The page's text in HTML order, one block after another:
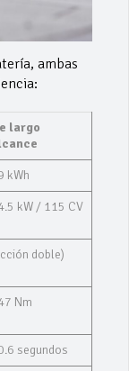
ambas
largo
kWh
kW / 115 CV
doble)
Nm
segundos